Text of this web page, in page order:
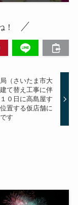
！
（さいたま市大
て替え工事に伴
０日に高島屋す
置する仮店舗に
す